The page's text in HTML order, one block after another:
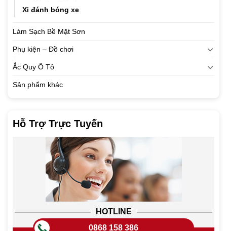
Xi đánh bóng xe
Làm Sạch Bề Mặt Sơn
Phụ kiện – Đồ chơi
Ắc Quy Ô Tô
Sản phẩm khác
Hỗ Trợ Trực Tuyến
HOTLINE
0868 158 386